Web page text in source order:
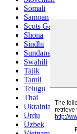
Somali
Samoan
Scots Gaelic
Shona
Sindhi
Sundanese
Swahili
Tajik
Tamil
Telugu
Thai
Ukrainian
Urdu
Uzbek